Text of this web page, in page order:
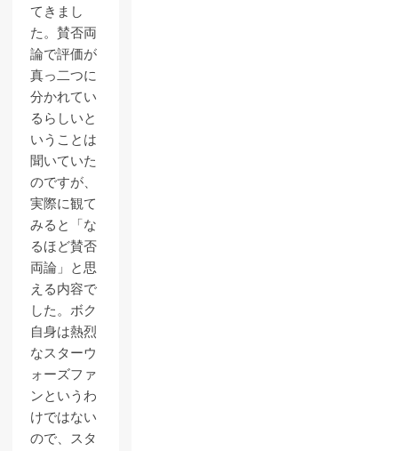
てきまし
た。賛否両
論で評価が
真っ二つに
分かれてい
るらしいと
いうことは
聞いていた
のですが、
実際に観て
みると「な
るほど賛否
両論」と思
える内容で
した。ボク
自身は熱烈
なスターウ
ォーズファ
ンというわ
けではない
ので、スタ